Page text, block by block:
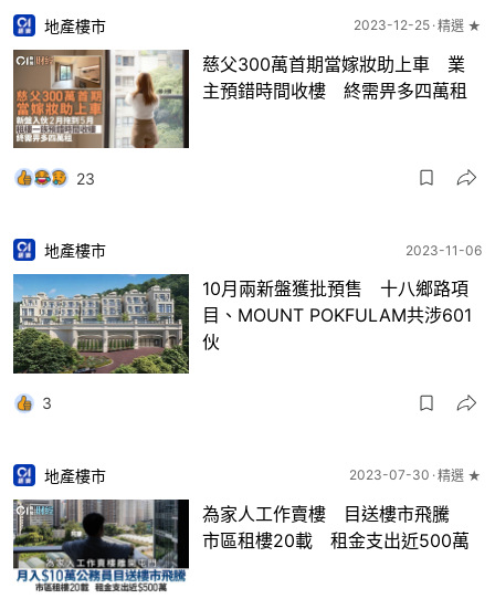
地產樓市 2023-12-25 精選 ★
慈父300萬首期當嫁妝助上車 業
主預錯時間收樓 終需畀多四萬租
23
地產樓市 2023-11-06
10月兩新盤獲批預售 十八鄉路項
目、MOUNT POKFULAM共涉601
伙
3
地產樓市 2023-07-30 精選 ★
為家人工作賣樓 目送樓市飛騰
市區租樓20載 租金支出近500萬